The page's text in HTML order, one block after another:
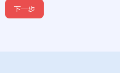
下一步